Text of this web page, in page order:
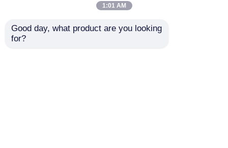
1:01 AM
Good day, what product are you looking
for?